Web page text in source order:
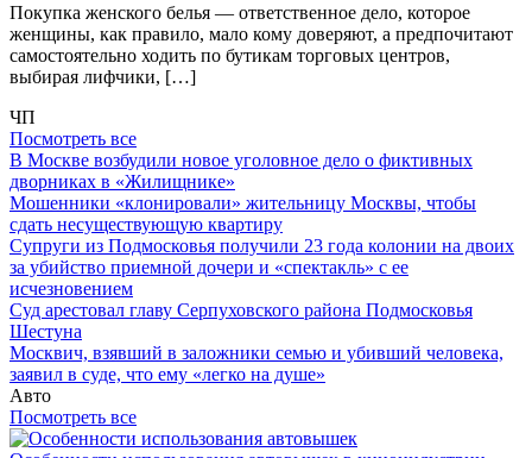
Покупка женского белья — ответственное дело, которое
женщины, как правило, мало кому доверяют, а предпочитают
самостоятельно ходить по бутикам торговых центров,
выбирая лифчики, […]
ЧП
Посмотреть все
В Москве возбудили новое уголовное дело о фиктивных
дворниках в «Жилищнике»
Мошенники «клонировали» жительницу Москвы, чтобы
сдать несуществующую квартиру
Супруги из Подмосковья получили 23 года колонии на двоих
за убийство приемной дочери и «спектакль» с ее
исчезновением
Суд арестовал главу Серпуховского района Подмосковья
Шестуна
Москвич, взявший в заложники семью и убивший человека,
заявил в суде, что ему «легко на душе»
Авто
Посмотреть все